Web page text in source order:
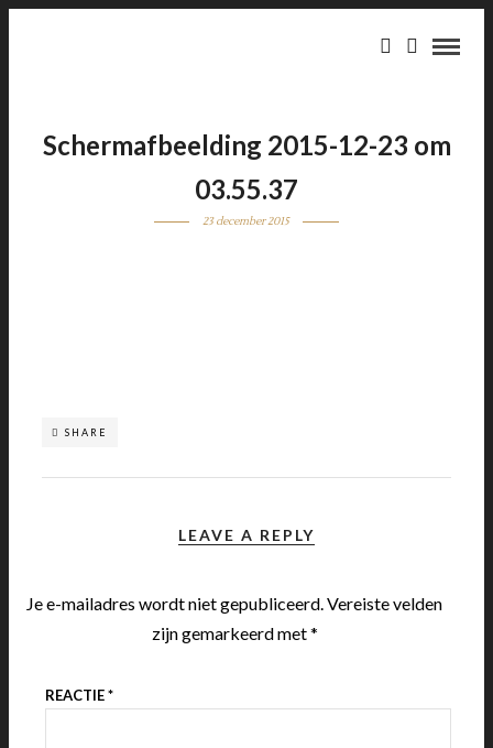
Schermafbeelding 2015-12-23 om
03.55.37
23 december 2015
SHARE
LEAVE A REPLY
Je e-mailadres wordt niet gepubliceerd.Vereiste velden
zijn gemarkeerd met*
REACTIE*